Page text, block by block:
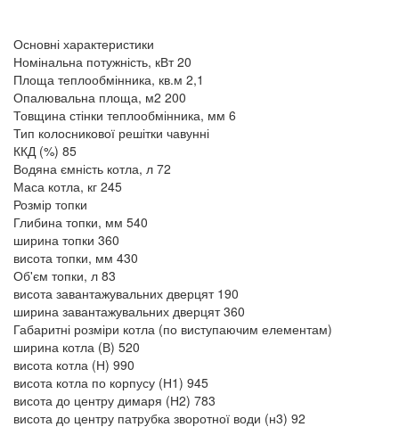
Основні характеристики
Номінальна потужність, кВт 20
Площа теплообмінника, кв.м 2,1
Опалювальна площа, м2 200
Товщина стінки теплообмінника, мм 6
Тип колосникової решітки чавунні
ККД (%) 85
Водяна ємність котла, л 72
Маса котла, кг 245
Розмір топки
Глибина топки, мм 540
ширина топки 360
висота топки, мм 430
Об'єм топки, л 83
висота завантажувальних дверцят 190
ширина завантажувальних дверцят 360
Габаритні розміри котла (по виступаючим елементам)
ширина котла (В) 520
висота котла (Н) 990
висота котла по корпусу (Н1) 945
висота до центру димаря (Н2) 783
висота до центру патрубка зворотної води (н3) 92